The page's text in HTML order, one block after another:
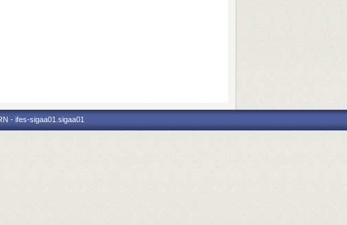
- ifes-sigaa01.sigaa01